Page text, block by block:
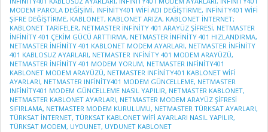
MODEM PAROLA DEĞIŞIMI, INFINITY401 WIFI ADI DEĞIŞTIRME, INFINITY401 WIFI
ŞIFRE DEĞIŞTIRME, KABLONET, KABLONET ARIZA, KABLONET INTERNET;
KABLONET TARIFELER, NETMASTER INFINITY 401 ARAYÜZ ŞIFRESI, NETMASTER
INFINITY 401 ÇEKIM GÜCÜ ARTTIRMA, NETMASTER INFINITY 401 HIZLANDIRMA,
NETMASTER INFINITY 401 KABLONET MODEM AYARLARI, NETMASTER INFINITY
401 KABLOSUZ AYARLARI, NETMASTER INFINITY 401 MODEM ARAYÜZÜ,
NETMASTER INFINITY 401 MODEM YORUM, NETMASTER INFINITY401
KABLONET MODEM ARAYÜZÜ, NETMASTER INFINITY401 KABLONET WIFI
AYARLARI, NETMASTER INFINITY401 MODEM GÜNCELLEME, NETMASTER
INFINITY401 MODEM GÜNCELLEME NASIL YAPILIR, NETMASTER KABLONET,
NETMASTER KABLONET AYARLARI, NETMASTER MODEM ARAYÜZ ŞIFRESI
SIFIRLAMA, NETMASTER MODEM KURULUMU, NETMASTER TÜRKSAT AYARLARI,
TÜRKSAT INTERNET, TÜRKSAT KABLONET WIFI AYARLARI NASIL YAPILIR,
TÜRKSAT MODEM, UYDUNET, UYDUNET KABLONET